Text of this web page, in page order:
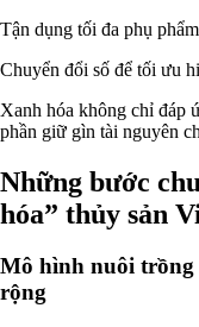
Tận dụng tối đa phụ
Chuyển đổi số để tối ưu
Xanh hóa không chỉ đáp
phần giữ gìn tài nguyên
Những bước
hóa” thủy sản
Mô hình nuôi trồng
rộng